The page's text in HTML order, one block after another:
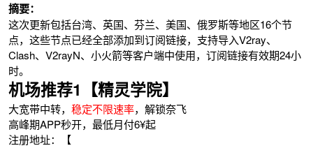
摘要：
这次更新包括台湾、英国、芬兰、美国、俄罗斯等地区16个节
点，这些节点已经全部添加到订阅链接，支持导入V2ray、
Clash、V2rayN、小火箭等客户端中使用，订阅链接有效期24小
时。
机场推荐1【精灵学院】
大宽带中转，稳定不限速率，解锁奈飞
高峰期APP秒开，最低月付6¥起
注册地址：【